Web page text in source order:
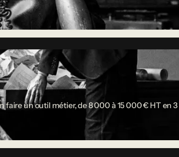
un outil métier, de 8 000 à 15 000 € HT en 3